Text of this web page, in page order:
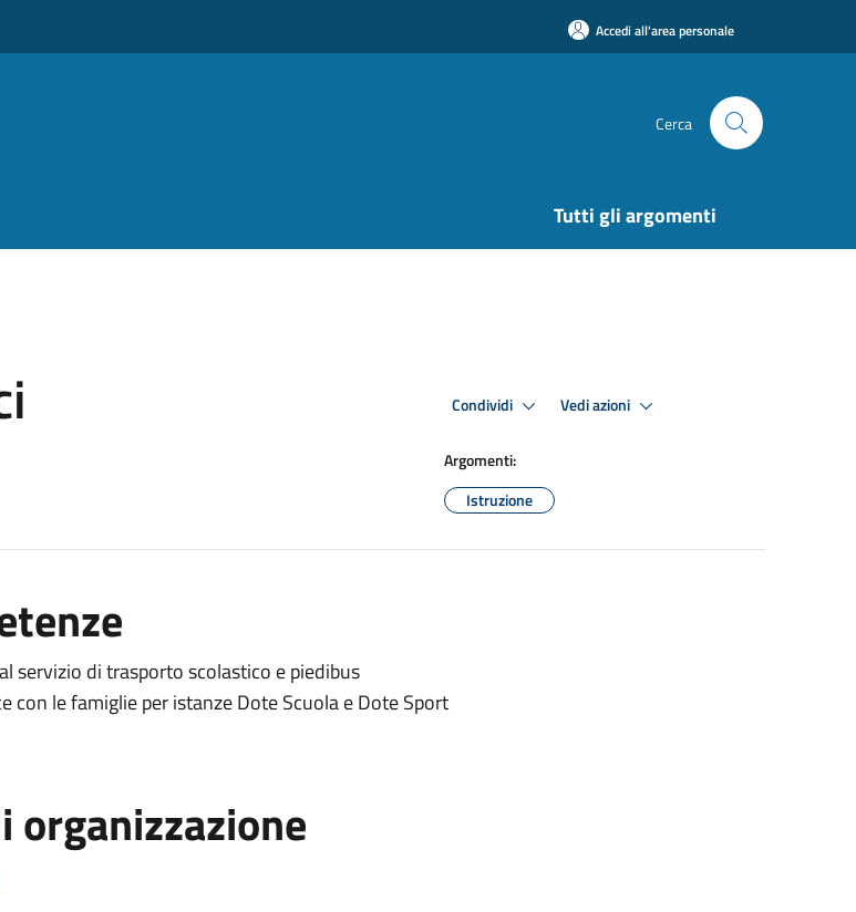
Accedi all'area personale
Cerca
Tutti gli argomenti
Condividi Vedi azioni
Argomenti:
Istruzione
servizio di trasporto scolastico e piedibus
con le famiglie per istanze Dote Scuola e Dote Sport
organizzazione